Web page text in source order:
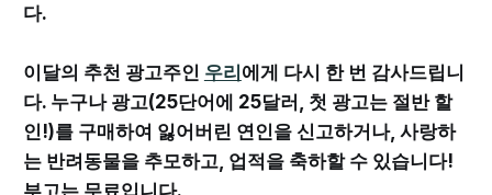
다.
이달의 추천 광고주인 우리 에게 다시 한 번 감사드립니
다. 누구나 광고(25단어에 25달러, 첫 광고는 절반 할
인!)를 구매하여 잃어버린 연인을 신고하거나, 사랑하
는 반려동물을 추모하고, 업적을 축하할 수 있습니다!